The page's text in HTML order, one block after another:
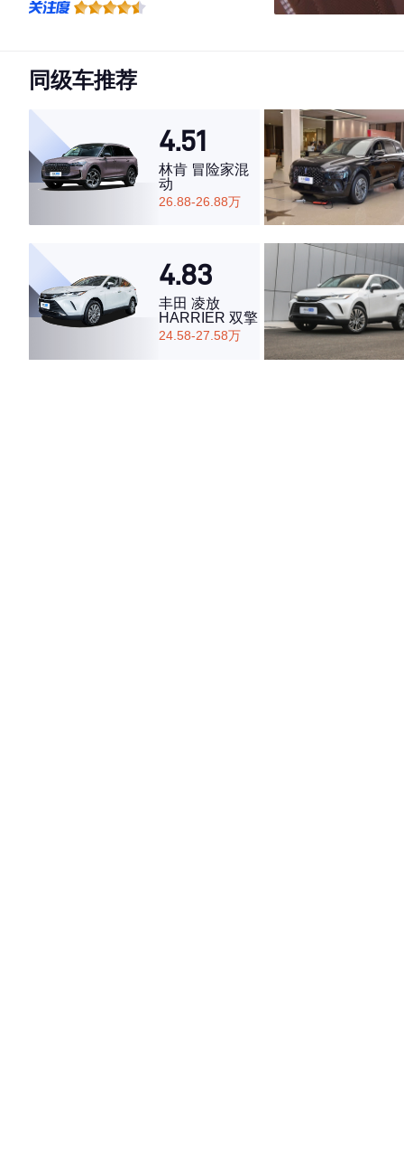
·空间表现一般，低于63%同级车
同级车推荐
4.51
林肯 冒险家混
动
26.88-26.88万
4.83
丰田 凌放
HARRIER 双擎
24.58-27.58万